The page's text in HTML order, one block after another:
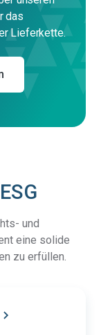
das
Lieferkette.
und
eine solide
zu erfüllen.